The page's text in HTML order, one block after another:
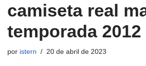
camiseta real
temporada 2012
por istern 20 de abril de 2023